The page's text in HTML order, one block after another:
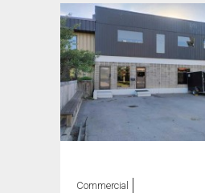
Commercial